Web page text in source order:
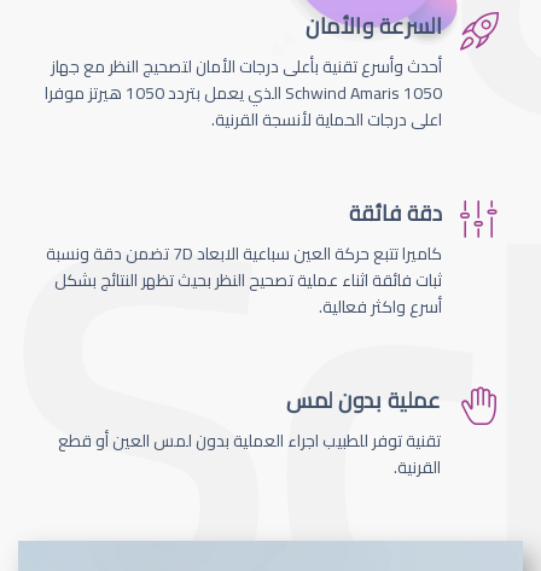
السرعة والأمان
أحدث وأسرع تقنية بأعلى درجات الأمان لتصحيج النظر مع جهاز
Schwind Amaris 1050 الذي يعمل بتردد 1050 هيرتز موفرا
اعلى درجات الحماية لأنسجة القرنية.
دقة فائقة
كاميرا تتبع حركة العين سباعية الابعاد 7D تضمن دقة ونسبة
ثبات فائقة اثناء عملية تصحيح النظر بحيث تظهر النتائج بشكل
أسرع واكثر فعالية.
عملية بدون لمس
تقنية توفر للطبيب اجراء العملية بدون لمس العين أو قطع
القرنية.